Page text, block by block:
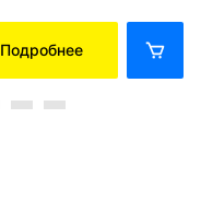
Подробнее